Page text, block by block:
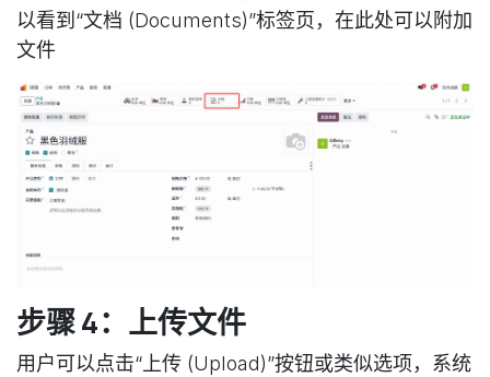
以看到“文档 (Documents)”标签页，在此处可以附加
文件
步骤 4：上传文件
用户可以点击“上传 (Upload)”按钮或类似选项，系统